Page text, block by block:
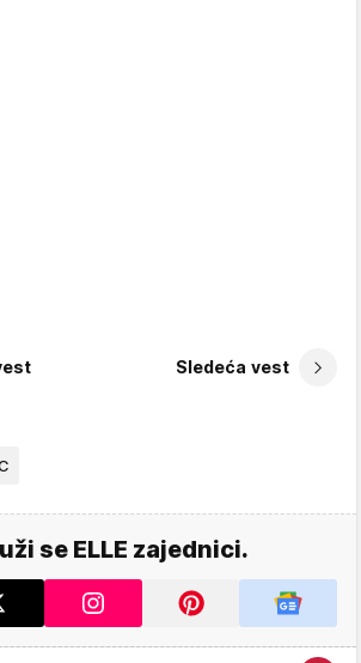
Sledeća vest
se ELLE zajednici.